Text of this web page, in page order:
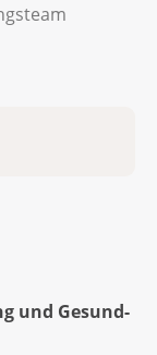
und Ge­sund­